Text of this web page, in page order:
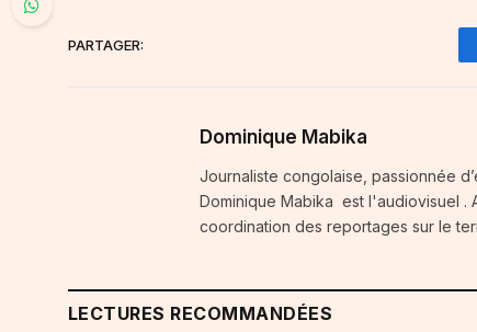
PARTAGER:
Dominique Mabika
Journaliste congolaise, passionnée
Dominique Mabika est l'audiovisuel .
coordination des reportages sur le
LECTURES RECOMMANDÉES